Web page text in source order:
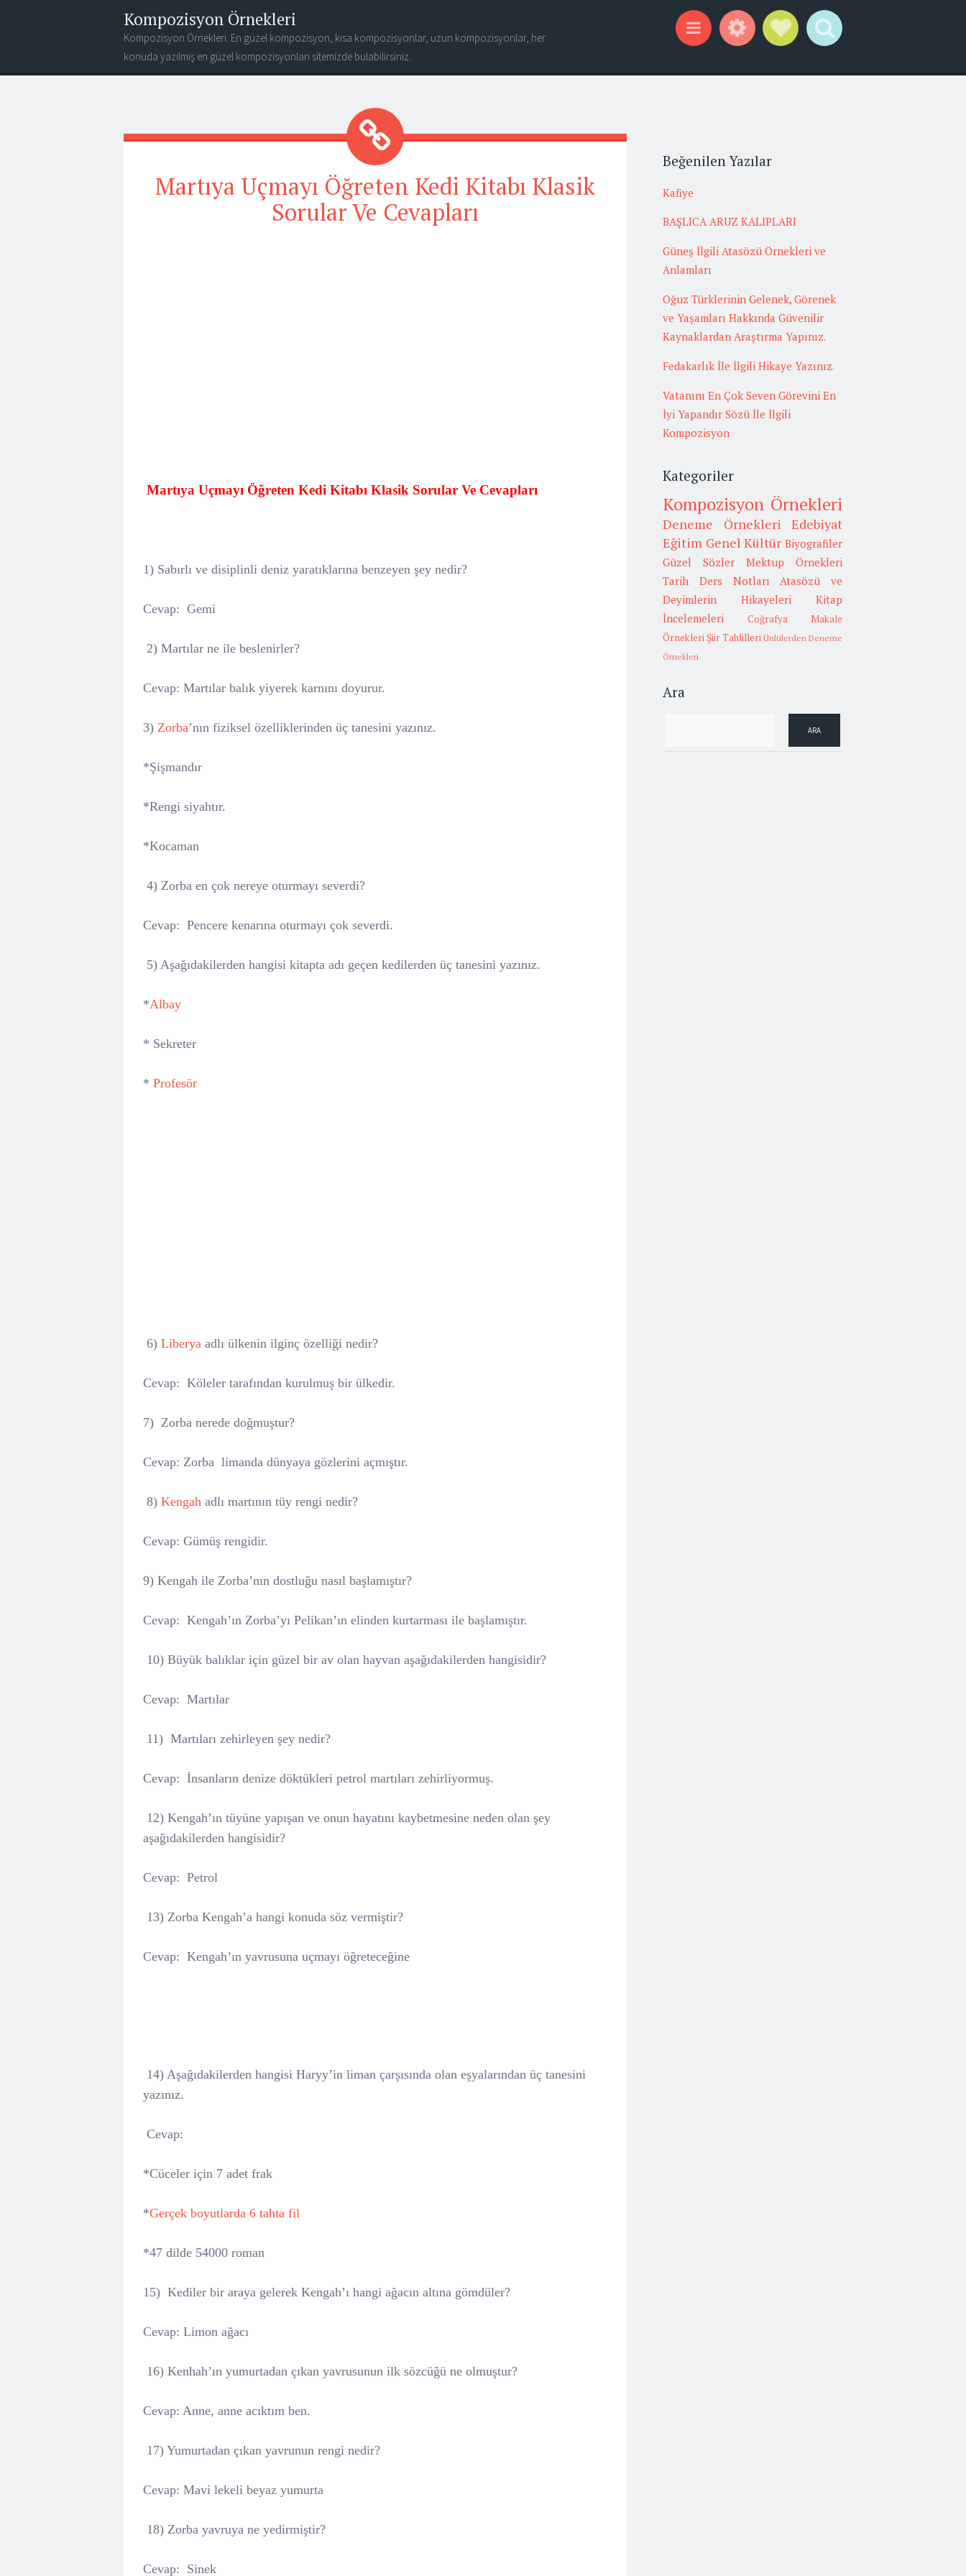
Kompozisyon Örnekleri
Kompozisyon Örnekleri. En güzel kompozisyon, kısa kompozisyonlar, uzun kompozisyonlar, her
konuda yazılmış en güzel kompozisyonları sitemizde bulabilirsiniz.
Martıya Uçmayı Öğreten Kedi Kitabı Klasik
Sorular Ve Cevapları
Martıya Uçmayı Öğreten Kedi Kitabı Klasik Sorular Ve Cevapları
1) Sabırlı ve disiplinli deniz yaratıklarına benzeyen şey nedir?
Cevap: Gemi
2) Martılar ne ile beslenirler?
Cevap: Martılar balık yiyerek karnını doyurur.
3) Zorba’nın fiziksel özelliklerinden üç tanesini yazınız.
*Şişmandır
*Rengi siyahtır.
*Kocaman
4) Zorba en çok nereye oturmayı severdi?
Cevap: Pencere kenarına oturmayı çok severdi.
5) Aşağıdakilerden hangisi kitapta adı geçen kedilerden üç tanesini yazınız.
*Albay
* Sekreter
* Profesör
6) Liberya adlı ülkenin ilginç özelliği nedir?
Cevap: Köleler tarafından kurulmuş bir ülkedir.
7) Zorba nerede doğmuştur?
Cevap: Zorba limanda dünyaya gözlerini açmıştır.
8) Kengah adlı martının tüy rengi nedir?
Cevap: Gümüş rengidir.
9) Kengah ile Zorba’nın dostluğu nasıl başlamıştır?
Cevap: Kengah’ın Zorba’yı Pelikan’ın elinden kurtarması ile başlamıştır.
10) Büyük balıklar için güzel bir av olan hayvan aşağıdakilerden hangisidir?
Cevap: Martılar
11) Martıları zehirleyen şey nedir?
Cevap: İnsanların denize döktükleri petrol martıları zehirliyormuş.
12) Kengah’ın tüyüne yapışan ve onun hayatını kaybetmesine neden olan şey
aşağıdakilerden hangisidir?
Cevap: Petrol
13) Zorba Kengah’a hangi konuda söz vermiştir?
Cevap: Kengah’ın yavrusuna uçmayı öğreteceğine
14) Aşağıdakilerden hangisi Haryy’in liman çarşısında olan eşyalarından üç tanesini
yazınız.
Cevap:
*Cüceler için 7 adet frak
*Gerçek boyutlarda 6 tahta fil
*47 dilde 54000 roman
15) Kediler bir araya gelerek Kengah’ı hangi ağacın altına gömdüler?
Cevap: Limon ağacı
16) Kenhah’ın yumurtadan çıkan yavrusunun ilk sözcüğü ne olmuştur?
Cevap: Anne, anne acıktım ben.
17) Yumurtadan çıkan yavrunun rengi nedir?
Cevap: Mavi lekeli beyaz yumurta
18) Zorba yavruya ne yedirmiştir?
Cevap: Sinek
Beğenilen Yazılar
Kafiye
BAŞLICA ARUZ KALIPLARI
Güneş İlgili Atasözü Örnekleri ve
Anlamları
Oğuz Türklerinin Gelenek, Görenek
ve Yaşamları Hakkında Güvenilir
Kaynaklardan Araştırma Yapınız.
Fedakarlık İle İlgili Hikaye Yazınız.
Vatanını En Çok Seven Görevini En
İyi Yapandır Sözü İle İlgili
Kompozisyon
Kategoriler
Kompozisyon Örnekleri
Deneme Örnekleri
Edebiyat
Eğitim Genel Kültür Biyografiler
Güzel Sözler
Mektup Örnekleri
Tarih
Ders Notları
Atasözü ve
Deyimlerin Hikayeleri
Kitap
İncelemeleri
Coğrafya
Makale
Örnekleri Şiir Tahlilleri Ünlülerden Deneme
Örnekleri
Ara